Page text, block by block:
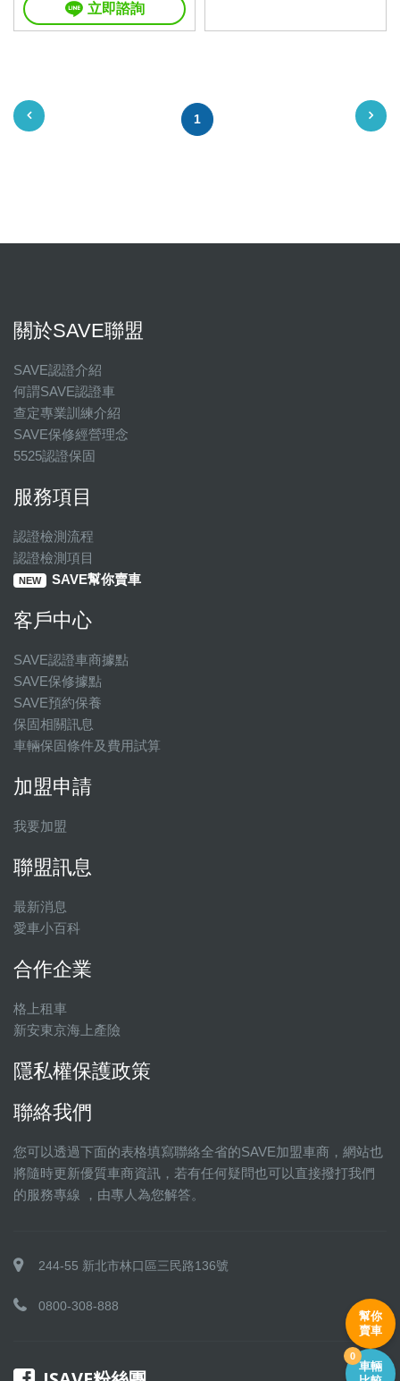
立即諮詢
1
關於SAVE聯盟
SAVE認證介紹
何謂SAVE認證車
查定專業訓練介紹
SAVE保修經營理念
5525認證保固
服務項目
認證檢測流程
認證檢測項目
NEW SAVE幫你賣車
客戶中心
SAVE認證車商據點
SAVE保修據點
SAVE預約保養
保固相關訊息
車輛保固條件及費用試算
加盟申請
我要加盟
聯盟訊息
最新消息
愛車小百科
合作企業
格上租車
新安東京海上產險
隱私權保護政策
聯絡我們
您可以透過下面的表格填寫聯絡全省的SAVE加盟車商，網站也
將隨時更新優質車商資訊，若有任何疑問也可以直接撥打我們
的服務專線 ，由專人為您解答。
244-55 新北市林口區三民路136號
0800-308-888
幫你
賣車
車輛
0